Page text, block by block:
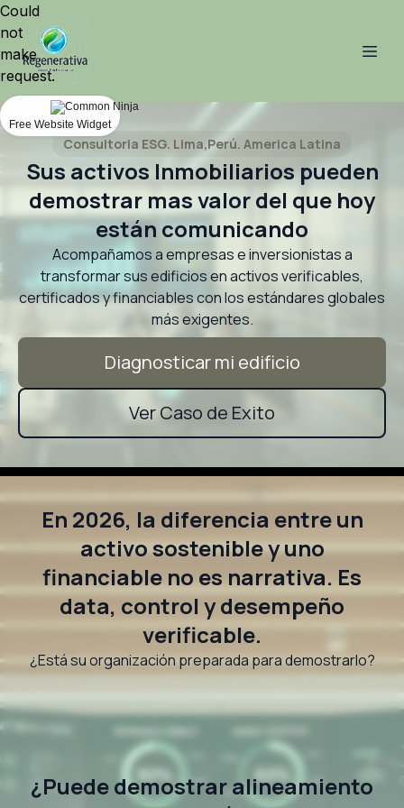
Consultoria ESG. Lima,Perú. America Latina
Sus activos Inmobiliarios pueden
demostrar mas valor del que hoy
están comunicando
Acompañamos a empresas e inversionistas a
transformar sus edificios en activos verificables,
certificados y financiables con los estándares globales
Diagnosticar mi edificio
Ver Caso de Exito
En 2026, la diferencia entre un
activo sostenible y uno
financiable no es narrativa. Es
data, control y desempeño
verificable.
¿Está su organización preparada para demostrarlo?
¿Puede demostrar alineamiento
Could
not
make
request.
Free Website Widget